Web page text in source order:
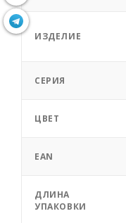
ИЗДЕЛИЕ
СЕРИЯ
ЦВЕТ
EAN
ДЛИНА
УПАКОВКИ